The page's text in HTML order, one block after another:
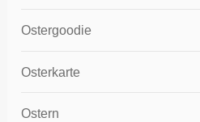
Ostergoodie
Osterkarte
Ostern